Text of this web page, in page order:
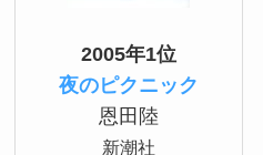
2005年1位
夜のピクニック
恩田陸
新潮社